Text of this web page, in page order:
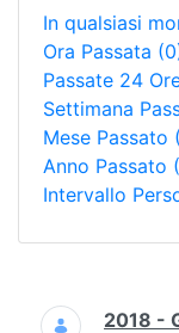
In qualsiasi
Ora Passata
Passate 24
Settimana
Mese Passato
Anno Passato
Intervallo
Ricerca
2018 -